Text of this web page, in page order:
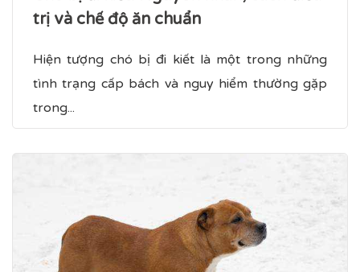
trị và chế độ ăn chuẩn
Hiện tượng chó bị đi kiết là một trong những
tình trạng cấp bách và nguy hiểm thường gặp
trong...